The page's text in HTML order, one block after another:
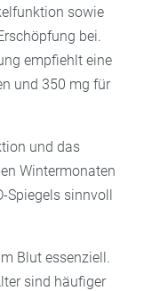
sowie
bei.
empfiehlt eine
und 350 mg für
und das
Wintermonaten
Spiegels sinnvoll
Blut essenziell.
sind häufiger